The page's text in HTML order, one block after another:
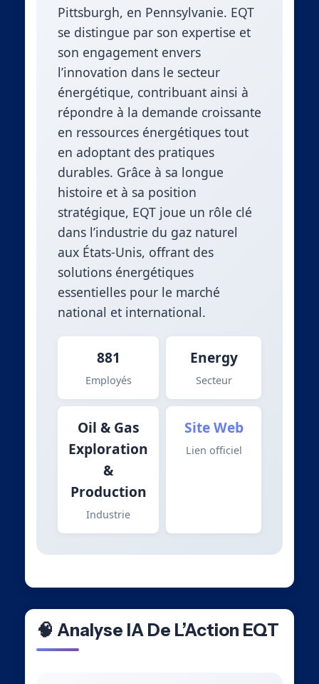
Pittsburgh, en Pennsylvanie. EQT
se distingue par son expertise et
son engagement envers
l’innovation dans le secteur
énergétique, contribuant ainsi à
répondre à la demande croissante
en ressources énergétiques tout
en adoptant des pratiques
durables. Grâce à sa longue
histoire et à sa position
stratégique, EQT joue un rôle clé
dans l’industrie du gaz naturel
aux États-Unis, offrant des
solutions énergétiques
essentielles pour le marché
national et international.
881
Employés
Energy
Secteur
Oil & Gas
Exploration
&
Production
Industrie
Site Web
Lien officiel
🧠 Analyse IA De L’Action EQT